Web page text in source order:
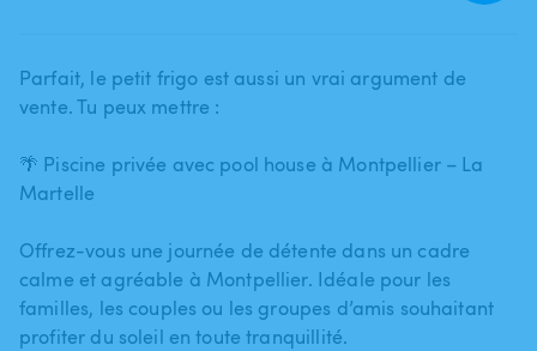
Parfait​,​ le petit frigo est aussi un vrai argument de
vente. Tu peux mettre :
🌴 Piscine privée avec pool house à Montpellier – La
Martelle
Offrez-vous une journée de détente dans un cadre
calme et agréable à Montpellier. Idéale pour les
familles​,​ les couples ou les groupes d’amis souhaitant
profiter du soleil en toute tranquillité.